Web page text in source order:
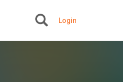
Login